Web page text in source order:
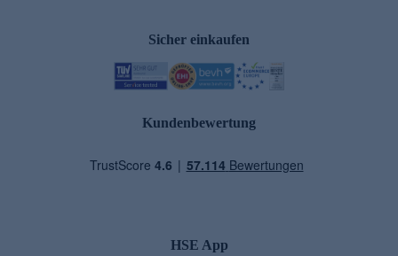
Sicher einkaufen
Kundenbewertung
HSE App